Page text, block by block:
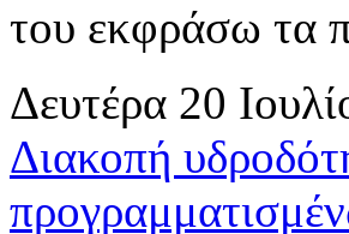
του εκφράσω τα
Δευτέρα 20
Διακοπή